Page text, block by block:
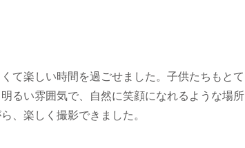
て楽しい時間を過ごせました。子供たちもとて
るい雰囲気で、自然に笑顔になれるような場所
、楽しく撮影できました。